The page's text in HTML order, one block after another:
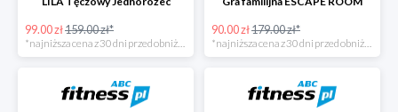
99.00 zł159.00 zł* 90.00 zł179.00 zł*